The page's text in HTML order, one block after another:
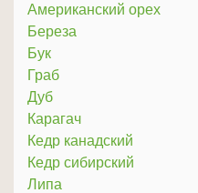
Американский орех
Береза
Бук
Граб
Дуб
Карагач
Кедр канадский
Кедр сибирский
Липа